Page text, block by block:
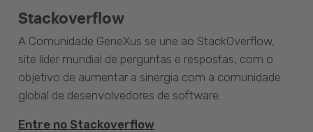
Stackoverflow
A Comunidade GeneXus se une ao StackOverflow,
site líder mundial de perguntas e respostas, com o
objetivo de aumentar a sinergia com a comunidade
global de desenvolvedores de software.
Entre no Stackoverflow